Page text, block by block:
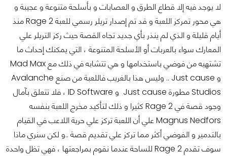
لا يوجد فيه إلا قطاع الطرق و العصابات و بأسلحة متنوعة و عجيبة و
هي محور تمركز اللعبة
و قد تم إصدار تريلر رسمي للعبة Rage 2 منذ
أيام قليلة و الذي لم ينذر بأي جديد تجاه القصة حيث ركز التريلر علي
المعارك سواء بالعربات أو الأسلحة المتنوعة ، التي يمكنك إحداث ما
تشتهيه من فوضي باستخدامها و هي تتشابه في ذلك مع Mad Max
و Just cause .. وليس هذا بالغريب فاللعبة من صنع Avalanche
Studios مطورة Just cause و ID Software ، فلا تتعلق بآمال
وجود قصة في Rage 2 كثيرا و ذلك لتأكيد مخرج اللعبة بنفسه
Magnus Nedfors علي أن اللعبة تركز علي حرية اللاعب في القيام
بالتدمير و الفوضي أكثر مما تركز علي تقديم قصة ..و لكن سنري ماذا
سوف تقدم Rage 2 للساحة عندما نقوم بمراجعتها ، فهي تظل واحدة